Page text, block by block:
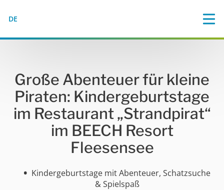
DE
Große Abenteuer für kleine
Piraten: Kindergeburtstage
im Restaurant „Strandpirat“
im BEECH Resort
Fleesensee
Kindergeburtstage mit Abenteuer, Schatzsuche
& Spielspaß